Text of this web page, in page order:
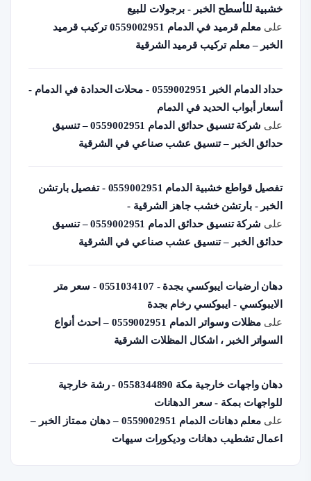
خشبية للأسطح الخبر - برجولات للبيع
على
معلم قرميد في الدمام 0559002951 تركيب قرميد
الخبر – معلم تركيب قرميد الشرقية
حداد الدمام الخبر 0559002951 - محلات الحدادة في الدمام -
أسعار أبواب الحديد في الدمام
على
شركة تنسيق حدائق الدمام 0559002951 – تنسيق
حدائق الخبر – تنسيق عشب صناعي في الشرقية
تفصيل قواطع خشبية الدمام 0559002951 - تفصيل بارتشن
الخبر - بارتشن خشب جاهز الشرقية -
على
شركة تنسيق حدائق الدمام 0559002951 – تنسيق
حدائق الخبر – تنسيق عشب صناعي في الشرقية
دهان ارضيات ايبوكسي بجدة - 0551034107 - سعر متر
الايبوكسي - ايبوكسي رخام بجدة
على
مظلات وسواتر الدمام 0559002951 – احدث أنواع
السواتر الخبر ، اشكال المظلات الشرقية
دهان واجهات خارجية مكة 0558344890 - رشة خارجية
للواجهات بمكة - سعر الدهانات
على
معلم دهانات الدمام 0559002951 – دهان ممتاز الخبر –
اعمال تشطيب دهانات وديكورات سيهات